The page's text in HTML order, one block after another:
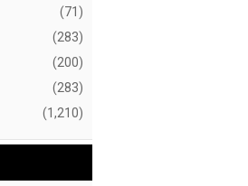
(71)
(283)
(200)
(283)
(1,210)